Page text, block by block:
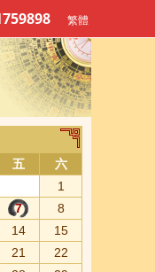
繁體
五
六
1
7
8
14
15
21
22